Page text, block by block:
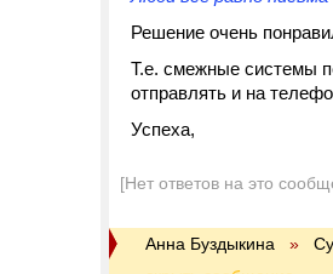
Решение очень
Т.е. смежные системы
отправлять и на
Успеха,
[Нет ответов на это
Анна Буздыкина »